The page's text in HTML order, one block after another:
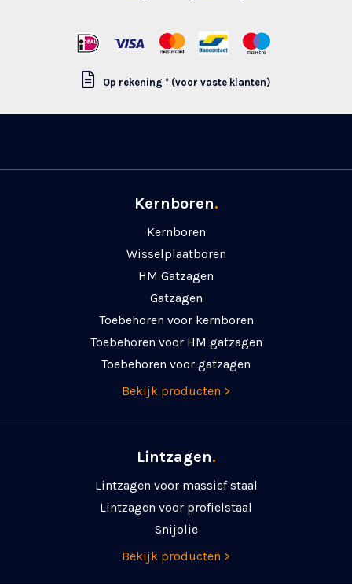
Op rekening * (voor vaste klanten)
Kernboren.
Kernboren
Wisselplaatboren
HM Gatzagen
Gatzagen
Toebehoren voor kernboren
Toebehoren voor HM gatzagen
Toebehoren voor gatzagen
Bekijk producten >
Lintzagen.
Lintzagen voor massief staal
Lintzagen voor profielstaal
Snijolie
Bekijk producten >